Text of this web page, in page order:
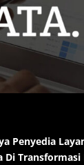
Penyedia
Di Transformasi